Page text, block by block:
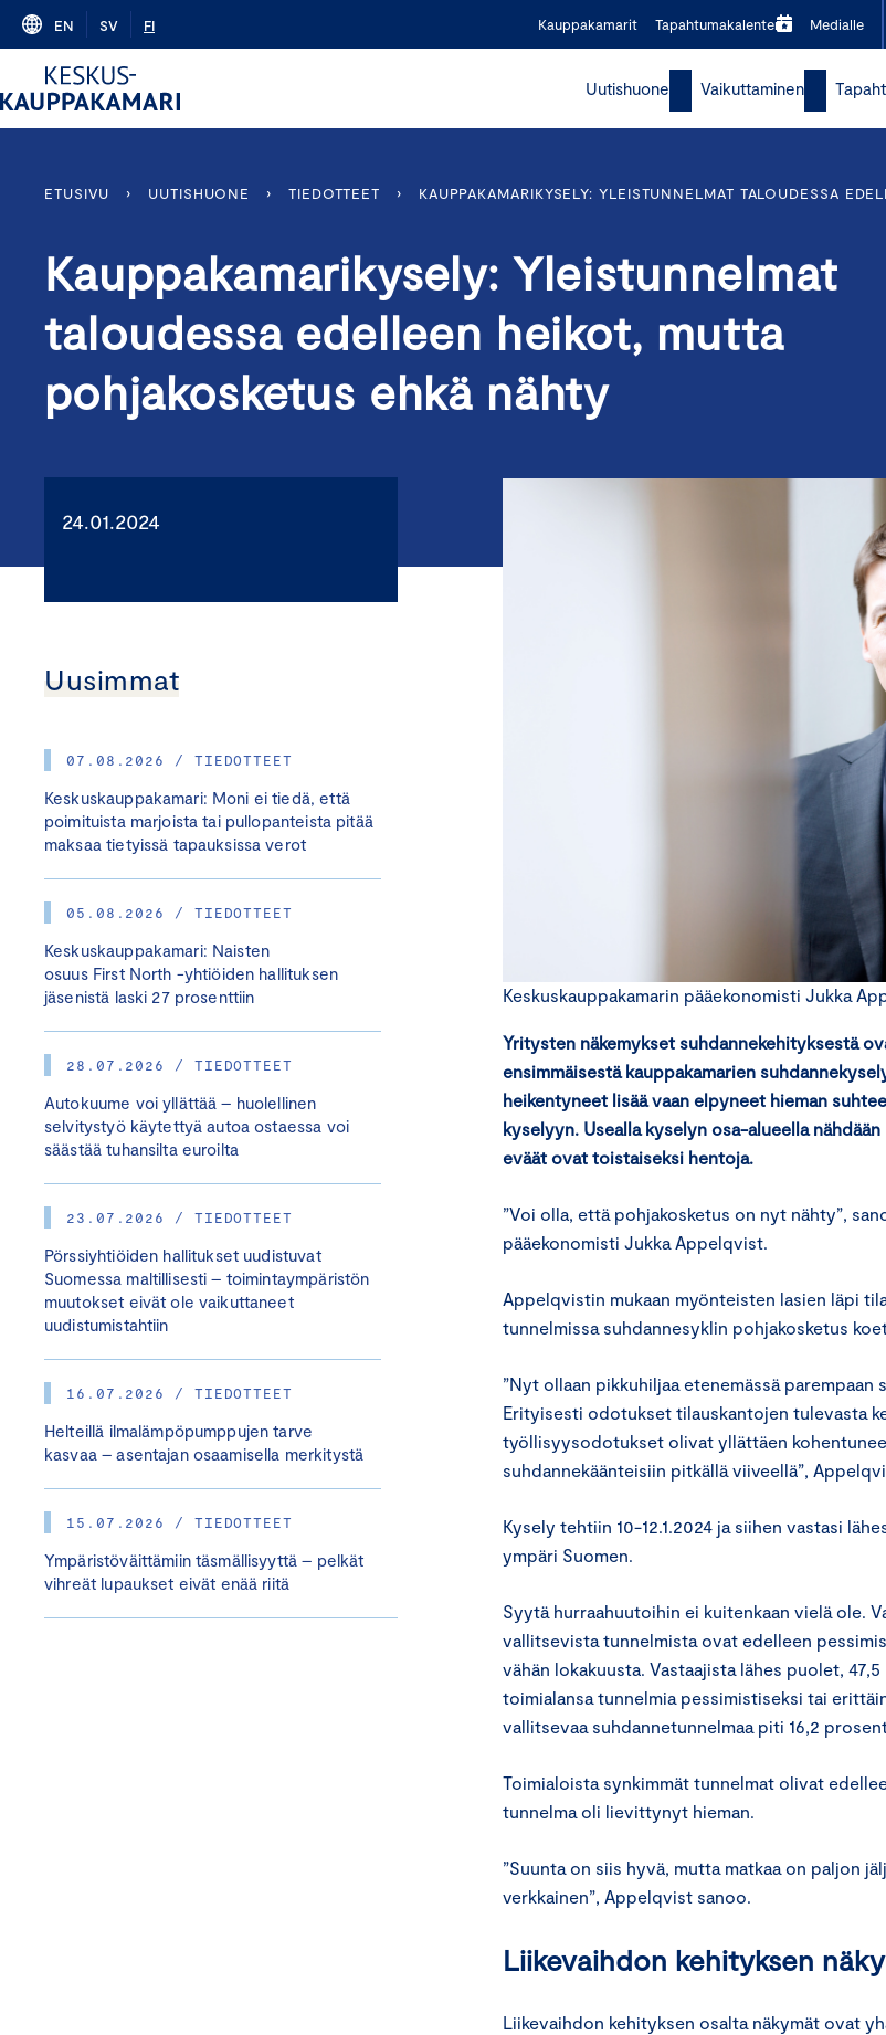
Skip
content
EN SV FI Kauppakamarit Tapahtumakalenteri Medialle
Uutishuone Vaikuttaminen
ETUSIVU › UUTISHUONE › TIEDOTTEET › KAUPPAKAMARIKYSELY: YLEISTUNNELMAT TALOUDESSA
Kauppakamarikysely: Yleistunnelmat
taloudessa edelleen heikot, mutta
pohjakosketus ehkä nähty
24.01.2024
Uusimmat
07.08.2026 / TIEDOTTEET
Keskuskauppakamari: Moni ei tiedä, että
poimituista marjoista tai pullopanteista pitää
maksaa tietyissä tapauksissa verot
05.08.2026 / TIEDOTTEET
Keskuskauppakamari: Naisten
osuus First North -yhtiöiden hallituksen
jäsenistä laski 27 prosenttiin
28.07.2026 / TIEDOTTEET
Autokuume voi yllättää – huolellinen
selvitystyö käytettyä autoa ostaessa voi
säästää tuhansilta euroilta
23.07.2026 / TIEDOTTEET
Pörssiyhtiöiden hallitukset uudistuvat
Suomessa maltillisesti – toimintaympäristön
muutokset eivät ole vaikuttaneet
uudistumistahtiin
16.07.2026 / TIEDOTTEET
Helteillä ilmalämpöpumppujen tarve
kasvaa – asentajan osaamisella merkitystä
15.07.2026 / TIEDOTTEET
Ympäristöväittämiin täsmällisyyttä – pelkät
vihreät lupaukset eivät enää riitä
Keskuskauppakamarin pääekonomisti Jukka
Yritysten näkemykset suhdannekehityksestä
ensimmäisestä kauppakamarien
heikentyneet lisää vaan elpyneet hieman
kyselyyn. Usealla kyselyn osa-alueella
eväät ovat toistaiseksi hentoja.
”Voi olla, että pohjakosketus on nyt nähty”,
pääekonomisti Jukka Appelqvist.
Appelqvistin mukaan myönteisten lasien läpi
tunnelmissa suhdannesyklin pohjakosketus
”Nyt ollaan pikkuhiljaa etenemässä parempaan
Erityisesti odotukset tilauskantojen tulevasta
työllisyysodotukset olivat yllättäen
suhdannekäänteisiin pitkällä viiveellä”,
Kysely tehtiin 10-12.1.2024 ja siihen vastasi
ympäri Suomen.
Syytä hurraahuutoihin ei kuitenkaan vielä ole.
vallitsevista tunnelmista ovat edelleen
vähän lokakuusta. Vastaajista lähes puolet,
toimialansa tunnelmia pessimistiseksi tai
vallitsevaa suhdannetunnelmaa piti 16,2
Toimialoista synkimmät tunnelmat olivat
tunnelma oli lievittynyt hieman.
”Suunta on siis hyvä, mutta matkaa on paljon
verkkainen”, Appelqvist sanoo.
Liikevaihdon kehityksen
Liikevaihdon kehityksen osalta näkymät ovat